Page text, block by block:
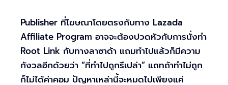
Publisher ที่โฆษณาโดยตรงกับทาง Lazada
Affiliate Program อาจจะต้องปวดหัวกับการนั่งทำ
Root Link กับทางลาซาด้า แถมทำไปแล้วก็มีความ
กังวลอีกด้วยว่า “ที่ทำไปถูกรึเปล่า” แถทถ้าทำไม่ถูก
ก็ไม่ได้ค่าคอม ปัญหาเหล่านี้จะหมดไปเพียงแค่